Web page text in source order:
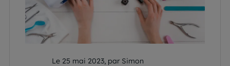
Le 25 mai 2023, par Simon